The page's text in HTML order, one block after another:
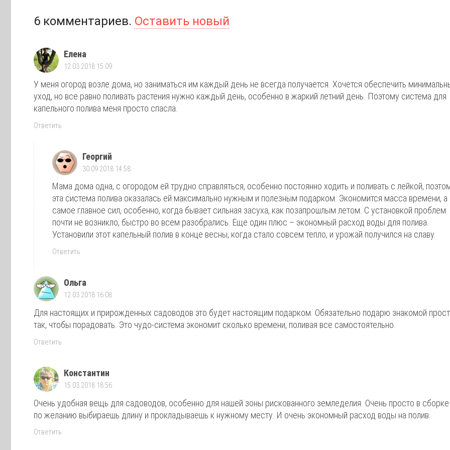
6 комментариев. Оставить новый
Елена
12.03.2018 15:09
У меня огород возле дома, но заниматься им каждый день не всегда получается. Хочется обеспечить
уход, но все равно поливать растения нужно каждый день, особенно в жаркий летний день. Поэтому система для
капельного полива меня просто спасла.
Ответить
Георгий
30.09.2018 14:58
Мама дома одна, с огородом ей трудно справляться, особенно постоянно ходить и поливать с лейкой,
эта система полива оказалась ей максимально нужным и полезным подарком. Экономится масса времени, а
самое главное сил, особенно, когда бывает сильная засуха, как позапрошлым летом. С установкой проблем
почти не возникло, быстро во всем разобрались. Еще один плюс – экономный расход воды для полива.
Установили этот капельный полив в конце весны, когда стало совсем тепло, и урожай получился на славу.
Ответить
Ольга
12.03.2018 16:08
Для настоящих и прирожденных садоводов это будет настоящим подарком. Обязательно подарю знакомой
так, чтобы порадовать. Это чудо-система экономит сколько времени, поливая все самостоятельно.
Ответить
Константин
15.03.2018 18:56
Очень удобная вещь для садоводов, особенно для нашей зоны рискованного земледелия. Очень просто в
по желанию выбираешь длину и прокладываешь к нужному месту. И очень экономный расход воды на полив.
Ответить